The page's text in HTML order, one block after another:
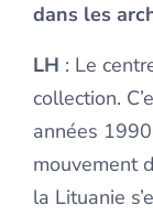
dans les
LH : Le
collection.
années
mouvement
la Lituanie